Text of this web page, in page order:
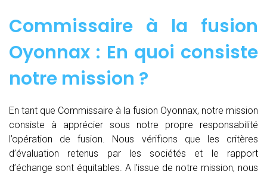
Commissaire à la fusion
Oyonnax : En quoi consiste
notre mission ?
En tant que Commissaire à la fusion Oyonnax, notre mission
consiste à apprécier sous notre propre responsabilité
l’opération de fusion. Nous vérifions que les critères
d’évaluation retenus par les sociétés et le rapport
d’échange sont équitables. A l’issue de notre mission, nous